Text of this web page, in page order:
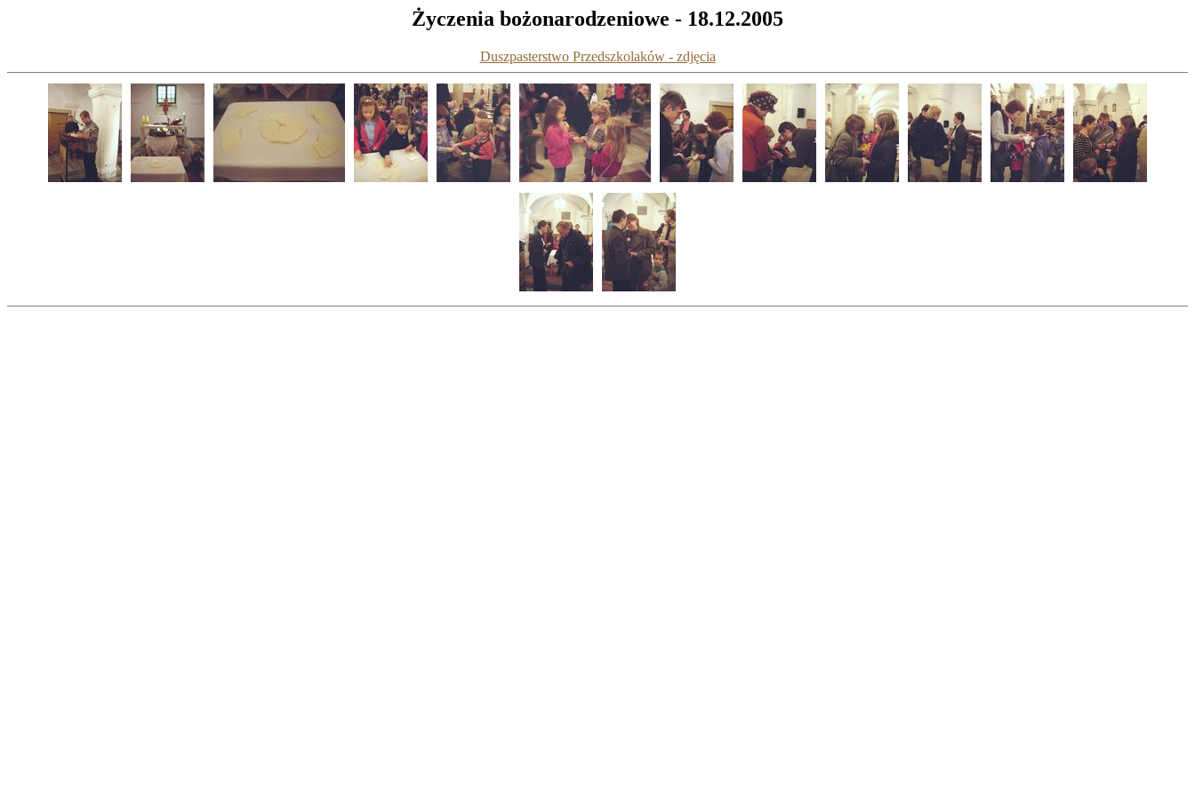
Życzenia bożonarodzeniowe - 18.12.2005
Duszpasterstwo Przedszkolaków - zdjęcia